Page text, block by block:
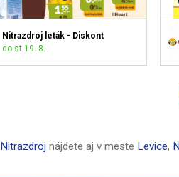
Nitrazdroj leták - Diskont
do st 19. 8.
Nitrazdroj nájdete aj v meste Levice,